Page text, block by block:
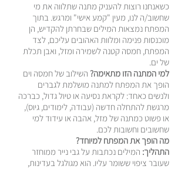
כשאנחנו רוצות להעניק מתנה שתלווה את מי
שחשוב/ה לנו, מעין "קמע אישי" ומרגש. בתוך
המפתח נמצאות המילים שבחרתן להקדיש, הן
מוכנסות פנימה ומלוות האהובים עליכם, לצד
המפתח, חמסה קטנה לשמירה ומזל, ואבן תכלת
של ים.
למי המתנה הזו מתאימה? השילוב של חמסה וים
הופך את המפתח למתנה מושלמת לגברים
ולנשים כאחד: לקראת נסיעה או טיול גדול, כברכה
מרגשת להתחלה חדשה (עבודה, לימודים, גיוס),
או פשוט כמתנה של מזל, אהבה או עידוד למי
שחשובים וחשובות לכם.
מה הופך את המפתח למיוחד?
התהליך: המילים נכתבות על גבי נייר ממוחזר
שעובר ציפוי ששומר עליו. הוא מגולגל בעדינות,